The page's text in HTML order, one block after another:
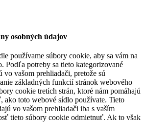
osobných údajov
používame súbory cookie, aby sa vám na
Podľa potreby sa tieto kategorizované
vo vašom prehliadači, pretože sú
základných funkcií stránok webového
cookie tretích strán, ktoré nám pomáhajú
ako toto webové sídlo používate. Tieto
vo vašom prehliadači iba s vaším
tieto súbory cookie odmietnuť. Ak to však